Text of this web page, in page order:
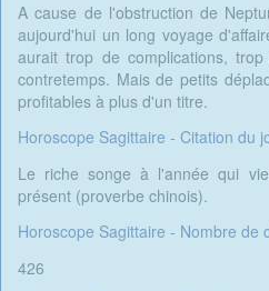
A cause de l'obstruction de
aujourd'hui un long voyage
aurait trop de complications,
contretemps. Mais de petits
profitables à plus d'un titre.
Horoscope Sagittaire - Citation du
Le riche songe à l'année qui
présent (proverbe chinois).
Horoscope Sagittaire - Nombre de
426